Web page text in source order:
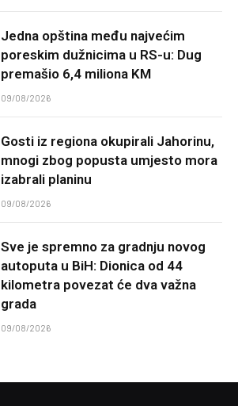
Jedna opština među najvećim
poreskim dužnicima u RS-u: Dug
premašio 6,4 miliona KM
09/08/2026
Gosti iz regiona okupirali Jahorinu,
mnogi zbog popusta umjesto mora
izabrali planinu
09/08/2026
Sve je spremno za gradnju novog
autoputa u BiH: Dionica od 44
kilometra povezat će dva važna
grada
09/08/2026